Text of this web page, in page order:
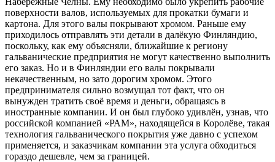
поверхности валов, используемых для прокатки бумаги и
картона. Для этого валы покрывают хромом. Раньше ему
приходилось отправлять эти детали в далёкую Финляндию,
поскольку, как ему объясняли, ближайшие к региону
гальванические предприятия не могут качественно выполнить
его заказ. Но и в Финляндии его валы покрывали
некачественным, но зато дорогим хромом. Этого
предпринимателя сильно возмущал тот факт, что он
вынужден тратить своё время и деньги, обращаясь в
иностранные компании. И он был глубоко удивлён, узнав, что
российской компанией «РАМ», находящейся в Королёве, такая
технология гальванического покрытия уже давно с успехом
применяется, и заказчикам компании эта услуга обходиться
гораздо дешевле, чем за границей.